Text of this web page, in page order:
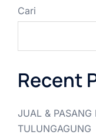
Cari
Recent
JUAL & PASANG
TULUNGAGUNG